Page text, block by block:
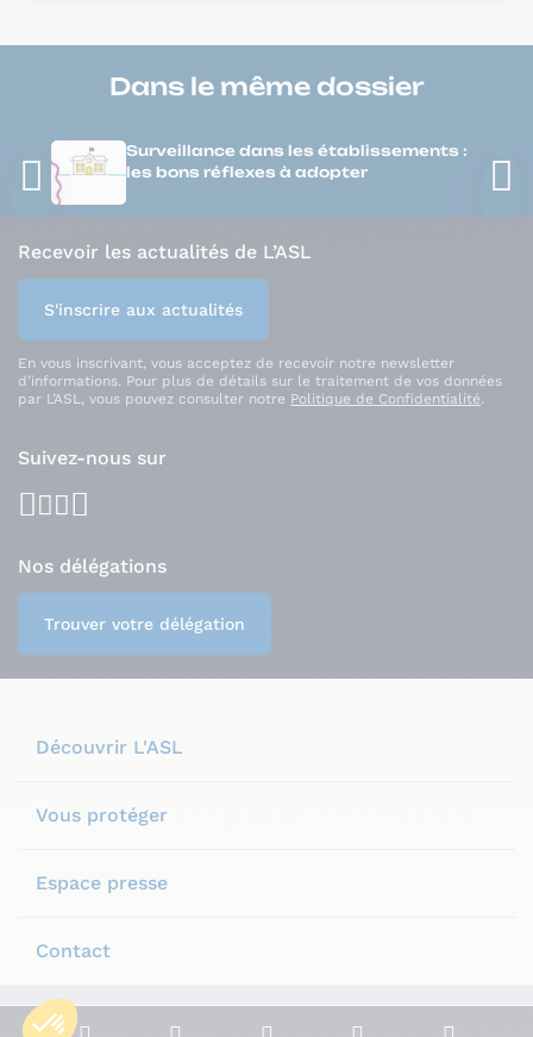
Dans le même dossier
Surveillance dans les établissements :
les bons réflexes à adopter
Recevoir les actualités de L’ASL
S'inscrire aux actualités
En vous inscrivant, vous acceptez de recevoir notre newsletter
d’informations. Pour plus de détails sur le traitement de vos données
par L’ASL, vous pouvez consulter notre Politique de Confidentialité.
Suivez-nous sur
facebook
instagram
linkedin
Nos délégations
Trouver votre délégation
Découvrir L'ASL
Vous protéger
Espace presse
Contact
Plan du site